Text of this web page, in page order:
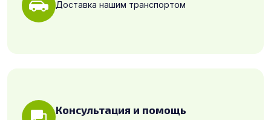
Доставка нашим транспортом
Консультация и помощь